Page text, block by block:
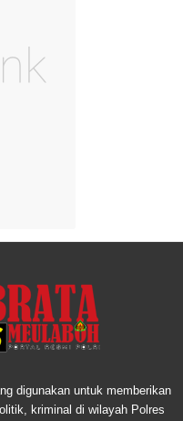
digunakan untuk memberikan
kriminal di wilayah Polres